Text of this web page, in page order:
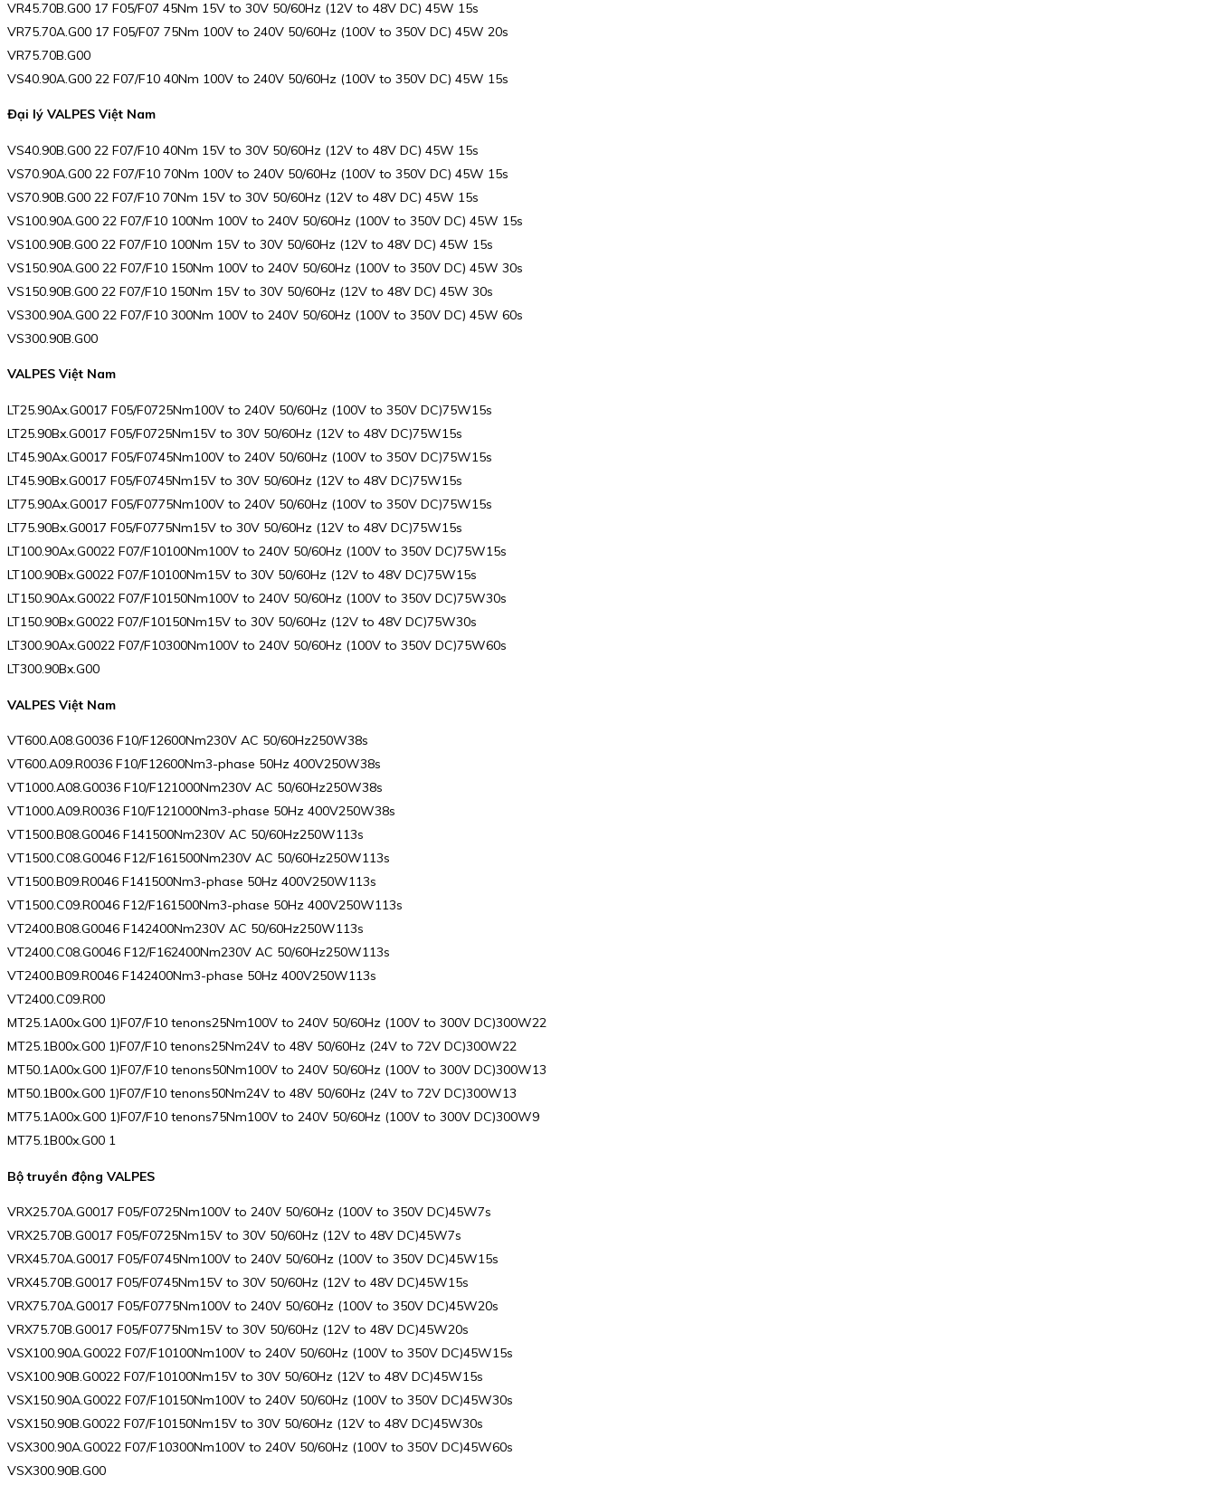
VR45.70B.G00 17 F05/F07 45Nm 15V to 30V 50/60Hz (12V to 48V DC) 45W 15s
VR75.70A.G00 17 F05/F07 75Nm 100V to 240V 50/60Hz (100V to 350V DC) 45W 20s
VR75.70B.G00
VS40.90A.G00 22 F07/F10 40Nm 100V to 240V 50/60Hz (100V to 350V DC) 45W 15s
Đại lý VALPES Việt Nam
VS40.90B.G00 22 F07/F10 40Nm 15V to 30V 50/60Hz (12V to 48V DC) 45W 15s
VS70.90A.G00 22 F07/F10 70Nm 100V to 240V 50/60Hz (100V to 350V DC) 45W 15s
VS70.90B.G00 22 F07/F10 70Nm 15V to 30V 50/60Hz (12V to 48V DC) 45W 15s
VS100.90A.G00 22 F07/F10 100Nm 100V to 240V 50/60Hz (100V to 350V DC) 45W 15s
VS100.90B.G00 22 F07/F10 100Nm 15V to 30V 50/60Hz (12V to 48V DC) 45W 15s
VS150.90A.G00 22 F07/F10 150Nm 100V to 240V 50/60Hz (100V to 350V DC) 45W 30s
VS150.90B.G00 22 F07/F10 150Nm 15V to 30V 50/60Hz (12V to 48V DC) 45W 30s
VS300.90A.G00 22 F07/F10 300Nm 100V to 240V 50/60Hz (100V to 350V DC) 45W 60s
VS300.90B.G00
VALPES Việt Nam
LT25.90Ax.G0017 F05/F0725Nm100V to 240V 50/60Hz (100V to 350V DC)75W15s
LT25.90Bx.G0017 F05/F0725Nm15V to 30V 50/60Hz (12V to 48V DC)75W15s
LT45.90Ax.G0017 F05/F0745Nm100V to 240V 50/60Hz (100V to 350V DC)75W15s
LT45.90Bx.G0017 F05/F0745Nm15V to 30V 50/60Hz (12V to 48V DC)75W15s
LT75.90Ax.G0017 F05/F0775Nm100V to 240V 50/60Hz (100V to 350V DC)75W15s
LT75.90Bx.G0017 F05/F0775Nm15V to 30V 50/60Hz (12V to 48V DC)75W15s
LT100.90Ax.G0022 F07/F10100Nm100V to 240V 50/60Hz (100V to 350V DC)75W15s
LT100.90Bx.G0022 F07/F10100Nm15V to 30V 50/60Hz (12V to 48V DC)75W15s
LT150.90Ax.G0022 F07/F10150Nm100V to 240V 50/60Hz (100V to 350V DC)75W30s
LT150.90Bx.G0022 F07/F10150Nm15V to 30V 50/60Hz (12V to 48V DC)75W30s
LT300.90Ax.G0022 F07/F10300Nm100V to 240V 50/60Hz (100V to 350V DC)75W60s
LT300.90Bx.G00
VALPES Việt Nam
VT600.A08.G0036 F10/F12600Nm230V AC 50/60Hz250W38s
VT600.A09.R0036 F10/F12600Nm3-phase 50Hz 400V250W38s
VT1000.A08.G0036 F10/F121000Nm230V AC 50/60Hz250W38s
VT1000.A09.R0036 F10/F121000Nm3-phase 50Hz 400V250W38s
VT1500.B08.G0046 F141500Nm230V AC 50/60Hz250W113s
VT1500.C08.G0046 F12/F161500Nm230V AC 50/60Hz250W113s
VT1500.B09.R0046 F141500Nm3-phase 50Hz 400V250W113s
VT1500.C09.R0046 F12/F161500Nm3-phase 50Hz 400V250W113s
VT2400.B08.G0046 F142400Nm230V AC 50/60Hz250W113s
VT2400.C08.G0046 F12/F162400Nm230V AC 50/60Hz250W113s
VT2400.B09.R0046 F142400Nm3-phase 50Hz 400V250W113s
VT2400.C09.R00
MT25.1A00x.G00 1)F07/F10 tenons25Nm100V to 240V 50/60Hz (100V to 300V DC)300W22
MT25.1B00x.G00 1)F07/F10 tenons25Nm24V to 48V 50/60Hz (24V to 72V DC)300W22
MT50.1A00x.G00 1)F07/F10 tenons50Nm100V to 240V 50/60Hz (100V to 300V DC)300W13
MT50.1B00x.G00 1)F07/F10 tenons50Nm24V to 48V 50/60Hz (24V to 72V DC)300W13
MT75.1A00x.G00 1)F07/F10 tenons75Nm100V to 240V 50/60Hz (100V to 300V DC)300W9
MT75.1B00x.G00 1
Bộ truyền động VALPES
VRX25.70A.G0017 F05/F0725Nm100V to 240V 50/60Hz (100V to 350V DC)45W7s
VRX25.70B.G0017 F05/F0725Nm15V to 30V 50/60Hz (12V to 48V DC)45W7s
VRX45.70A.G0017 F05/F0745Nm100V to 240V 50/60Hz (100V to 350V DC)45W15s
VRX45.70B.G0017 F05/F0745Nm15V to 30V 50/60Hz (12V to 48V DC)45W15s
VRX75.70A.G0017 F05/F0775Nm100V to 240V 50/60Hz (100V to 350V DC)45W20s
VRX75.70B.G0017 F05/F0775Nm15V to 30V 50/60Hz (12V to 48V DC)45W20s
VSX100.90A.G0022 F07/F10100Nm100V to 240V 50/60Hz (100V to 350V DC)45W15s
VSX100.90B.G0022 F07/F10100Nm15V to 30V 50/60Hz (12V to 48V DC)45W15s
VSX150.90A.G0022 F07/F10150Nm100V to 240V 50/60Hz (100V to 350V DC)45W30s
VSX150.90B.G0022 F07/F10150Nm15V to 30V 50/60Hz (12V to 48V DC)45W30s
VSX300.90A.G0022 F07/F10300Nm100V to 240V 50/60Hz (100V to 350V DC)45W60s
VSX300.90B.G00